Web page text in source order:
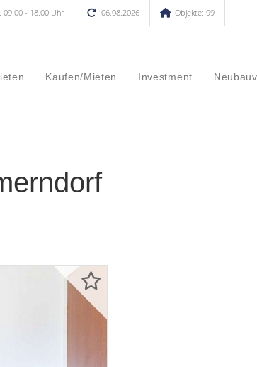
09.00 - 18.00 Uhr 06.08.2026 Objekte: 99
Kaufen/Mieten Investment